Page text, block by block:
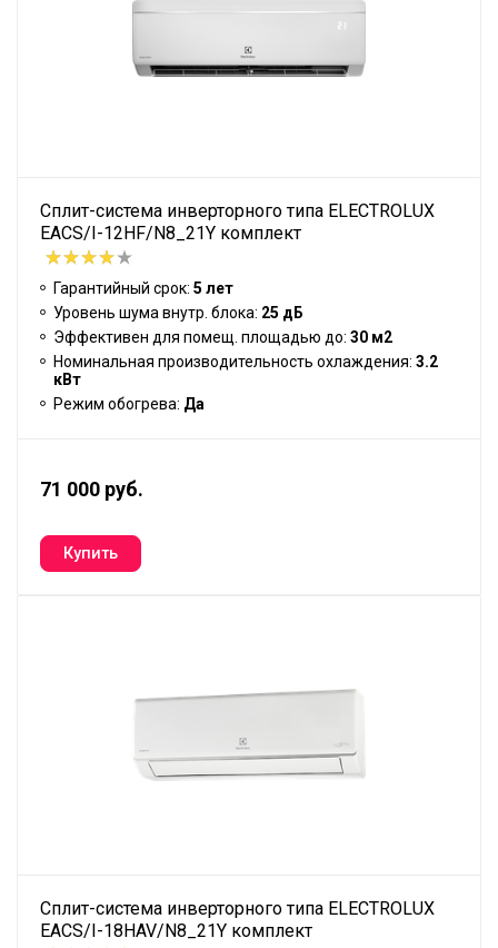
Сплит-система инверторного типа ELECTROLUX
EACS/I-12HF/N8_21Y комплект
Гарантийный срок: 5 лет
Уровень шума внутр. блока: 25 дБ
Эффективен для помещ. площадью до: 30 м2
Номинальная производительность охлаждения: 3.2
кВт
Режим обогрева: Да
71 000 руб.
Сплит-система инверторного типа ELECTROLUX
EACS/I-18HAV/N8_21Y комплект